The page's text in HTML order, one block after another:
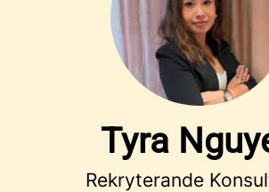
Tyra
Rekryterande